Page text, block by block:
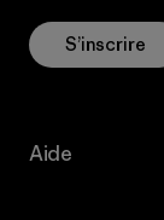
S’inscrire
Aide